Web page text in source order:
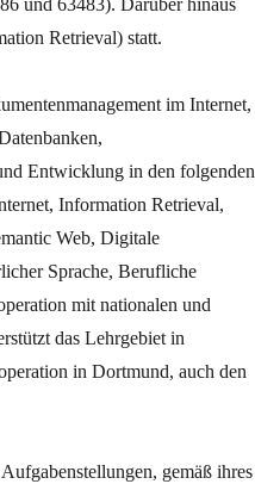
und 63483). Darüber hinaus
Retrieval) statt.
im Internet,
Entwicklung in den folgenden
Information Retrieval,
Web, Digitale
Sprache, Berufliche
mit nationalen und
das Lehrgebiet in
in Dortmund, auch den
gemäß ihres